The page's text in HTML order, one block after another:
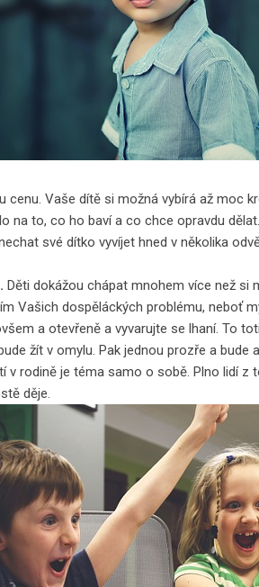
cenu. Vaše dítě si možná vybírá až moc
na to, co ho baví a co chce opravdu
své dítko vyvíjet hned v několika
Děti dokážou chápat mnohem více než si
Vašich dospěláckých problému, neboť
a otevřeně a vyvarujte se lhaní. To
žít v omylu. Pak jednou prozře a
v rodině je téma samo o sobě. Plno lidí
děje.